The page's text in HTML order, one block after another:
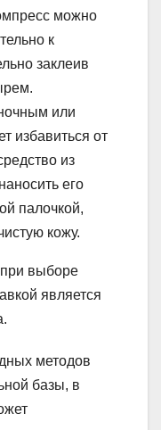
можно
к
заклеив
или
избавиться от
из
его
палочкой,
кожу.
выборе
является
методов
базы, в